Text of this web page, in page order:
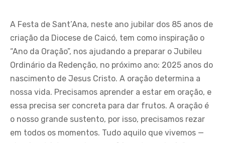
A Festa de Sant’Ana, neste ano jubilar dos 85 anos de
criação da Diocese de Caicó, tem como inspiração o
“Ano da Oração”, nos ajudando a preparar o Jubileu
Ordinário da Redenção, no próximo ano: 2025 anos do
nascimento de Jesus Cristo. A oração determina a
nossa vida. Precisamos aprender a estar em oração, e
essa precisa ser concreta para dar frutos. A oração é
o nosso grande sustento, por isso, precisamos rezar
em todos os momentos. Tudo aquilo que vivemos —